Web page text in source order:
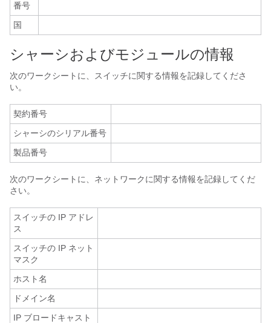
番号
国
シャーシおよびモジュールの情報
次のワークシートに、スイッチに関する情報を記録してくださ
い。
契約番号
シャーシのシリアル番号
製品番号
次のワークシートに、ネットワークに関する情報を記録してくだ
さい。
スイッチの IP アドレ
ス
スイッチの IP ネット
マスク
ホスト名
ドメイン名
IP ブロードキャスト